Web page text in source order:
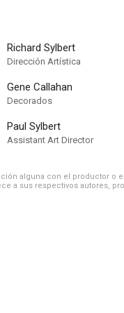
Richard Sylbert
Dirección Artística
Gene Callahan
Decorados
Paul Sylbert
Assistant Art Director
alguna con el productor o
a sus respectivos autores,